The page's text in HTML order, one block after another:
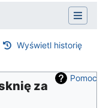
Wyświetl historię
Pomoc
za